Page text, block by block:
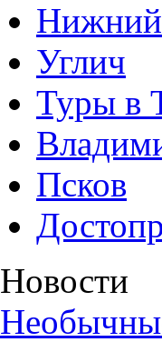
Нижний
Углич
Туры в
Псков
Новости